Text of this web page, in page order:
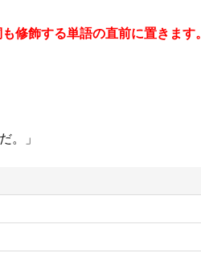
修飾する単語の直前に置きます。
。」